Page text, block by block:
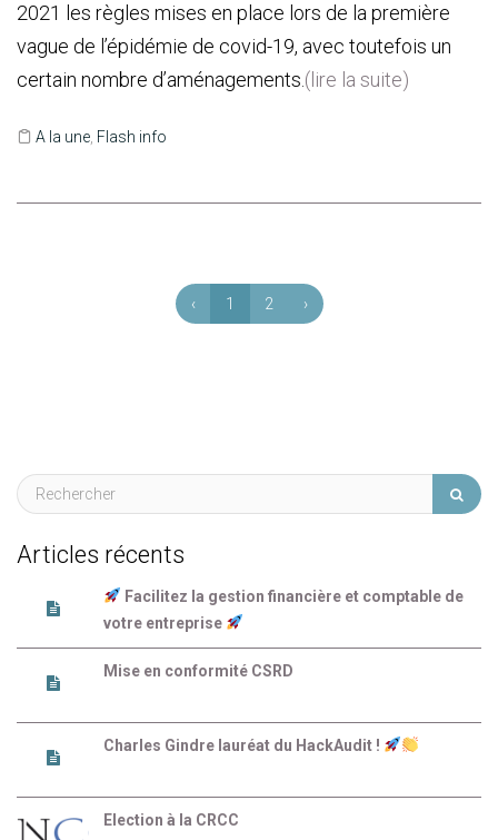
2021 les règles mises en place lors de la première
vague de l’épidémie de covid-19, avec toutefois un
certain nombre d’aménagements. (lire la suite)
A la une Flash info
‹ 1 2 ›
Articles récents
Facilitez la gestion financière et comptable de
votre entreprise
Mise en conformité CSRD
Charles Gindre lauréat du HackAudit !
Election à la CRCC